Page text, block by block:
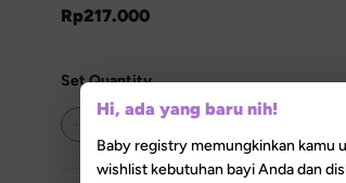
Rp217.000
Set Quantity
Hi, ada yang baru nih!
Baby registry memungkinkan kamu
wishlist kebutuhan bayi Anda dan